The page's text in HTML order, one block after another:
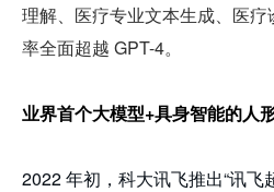
理解、医疗专业文本生成、医
率全面超越 GPT-4。
业界首个大模型+具身智能的人
2022 年初，科大讯飞推出“讯飞